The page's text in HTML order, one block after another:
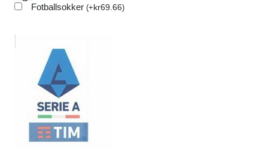
Fotballsokker (+kr69.66)